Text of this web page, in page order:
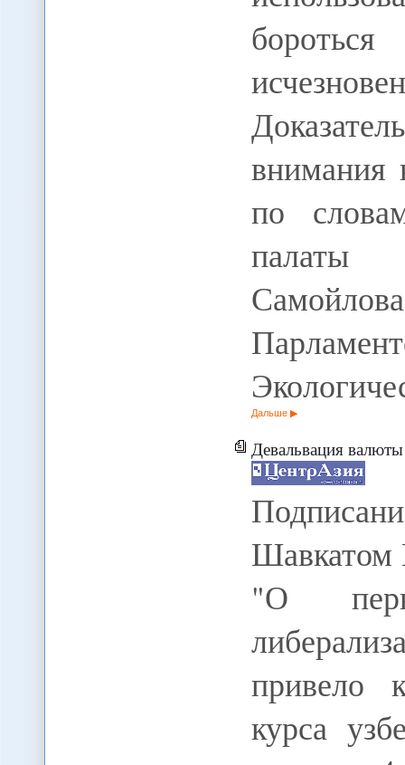
внимания
по
палаты
Дальше
Девальвация
Шавкатом
"О
привело
курса